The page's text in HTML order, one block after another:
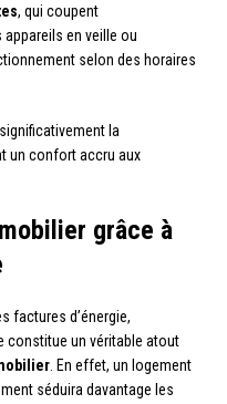
, qui coupent
en veille ou
selon des horaires
la
un confort accru aux
grâce à
factures d’énergie,
constitue un véritable atout
. En effet, un logement
séduira davantage les